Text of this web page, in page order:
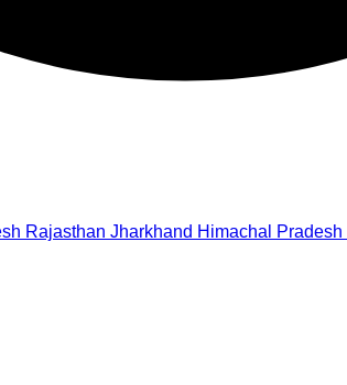
Rajasthan Jharkhand Himachal Pradesh